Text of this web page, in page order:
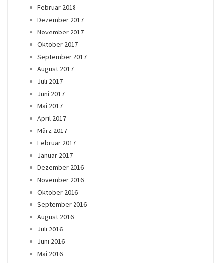
Februar 2018
Dezember 2017
November 2017
Oktober 2017
September 2017
August 2017
Juli 2017
Juni 2017
Mai 2017
April 2017
März 2017
Februar 2017
Januar 2017
Dezember 2016
November 2016
Oktober 2016
September 2016
August 2016
Juli 2016
Juni 2016
Mai 2016